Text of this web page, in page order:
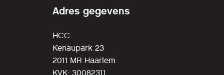
Adres gegevens
HCC
Kenaupark 23
2011 MR Haarlem
KVK: 30082311